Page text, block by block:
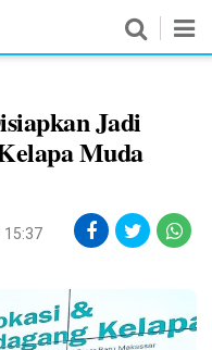
Jadi
Muda
15:37